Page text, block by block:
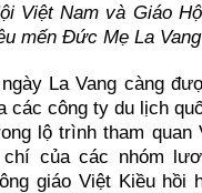
Việt Nam và Giáo
mến Đức Mẹ La
La Vang càng
các công ty du lịch
lộ trình tham
của các nhóm
giáo Việt Kiều hồi